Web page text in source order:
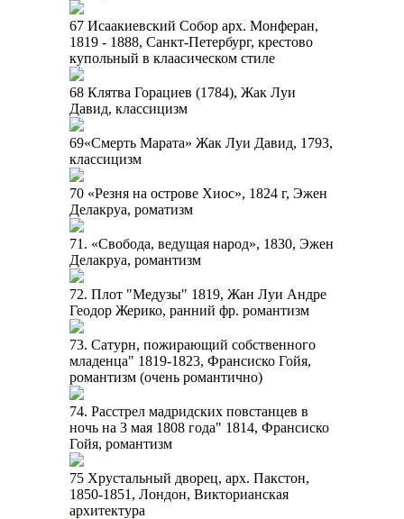
67 Исаакиевский Собор арх. Монферан,
1819 - 1888, Санкт-Петербург, крестово
купольный в клаасическом стиле
68 Клятва Горациев (1784), Жак Луи
Давид, классицизм
69«Смерть Марата» Жак Луи Давид, 1793,
классицизм
70 «Резня на острове Хиос», 1824 г, Эжен
Делакруа, роматизм
71. «Свобода, ведущая народ», 1830, Эжен
Делакруа, романтизм
72. Плот "Медузы" 1819, Жан Луи Андре
Геодор Жерико, ранний фр. романтизм
73. Сатурн, пожирающий собственного
младенца" 1819-1823, Франсиско Гойя,
романтизм (очень романтично)
74. Расстрел мадридских повстанцев в
ночь на 3 мая 1808 года" 1814, Франсиско
Гойя, романтизм
75 Хрустальный дворец, арх. Пакстон,
1850-1851, Лондон, Викторианская
архитектура